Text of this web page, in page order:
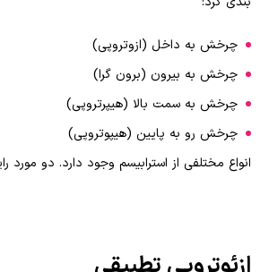
چرخش به داخل (ازوتروپی)
چرخش به بیرون (برون گرا)
چرخش به سمت بالا (هیپرتروپی)
چرخش رو به پایین (هیپوتروپی)
انواع مختلفی از استرابیسم وجود دارد. دو مورد